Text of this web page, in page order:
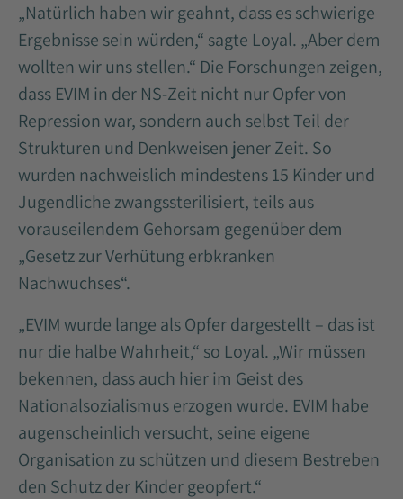
„Natürlich haben wir geahnt, dass es schwierige
Ergebnisse sein würden,“ sagte Loyal. „Aber dem
wollten wir uns stellen.“ Die Forschungen zeigen,
dass EVIM in der NS-Zeit nicht nur Opfer von
Repression war, sondern auch selbst Teil der
Strukturen und Denkweisen jener Zeit. So
wurden nachweislich mindestens 15 Kinder und
Jugendliche zwangssterilisiert, teils aus
vorauseilendem Gehorsam gegenüber dem
„Gesetz zur Verhütung erbkranken
Nachwuchses“.
„EVIM wurde lange als Opfer dargestellt – das ist
nur die halbe Wahrheit,“ so Loyal. „Wir müssen
bekennen, dass auch hier im Geist des
Nationalsozialismus erzogen wurde. EVIM habe
augenscheinlich versucht, seine eigene
Organisation zu schützen und diesem Bestreben
den Schutz der Kinder geopfert.“